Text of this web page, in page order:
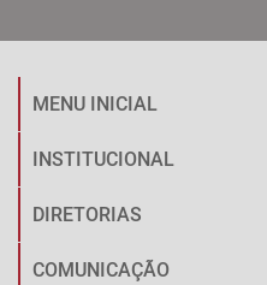
MENU INICIAL
INSTITUCIONAL
DIRETORIAS
COMUNICAÇÃO